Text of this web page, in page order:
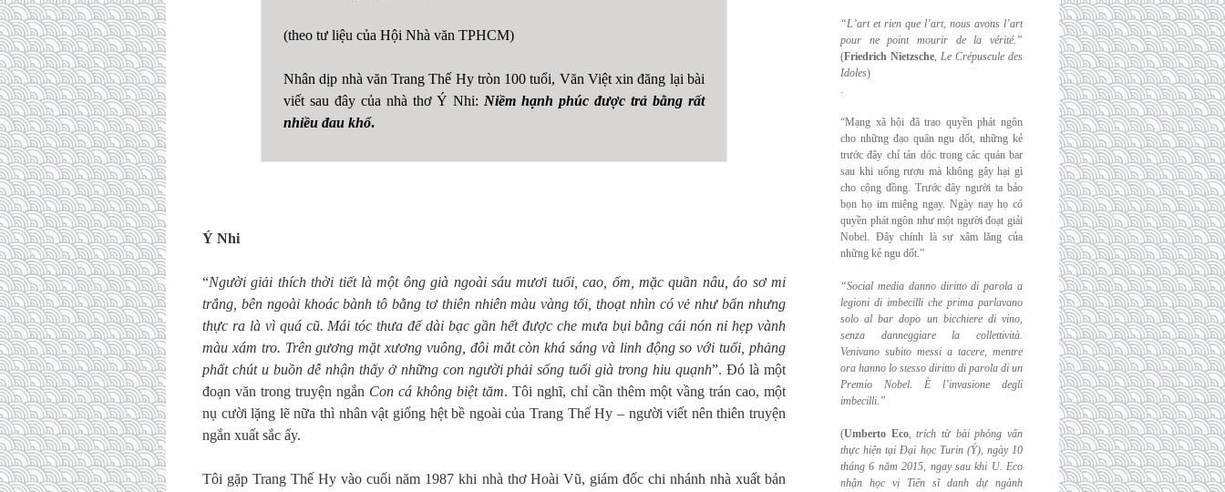
(theo tư liệu của Hội Nhà văn TPHCM)
Nhân dịp nhà văn Trang Thế Hy tròn 100 tuổi, Văn Việt xin đăng lại bài
viết sau đây của nhà thơ Ý Nhi: Niềm hạnh phúc được trả bằng rất
nhiều đau khổ.
Ý Nhi
“Người giải thích thời tiết là một ông già ngoài sáu mươi tuổi, cao, ốm, mặc quần nâu, áo sơ mi
trắng, bên ngoài khoác bành tô bằng tơ thiên nhiên màu vàng tối, thoạt nhìn có vẻ như bẩn nhưng
thực ra là vì quá cũ. Mái tóc thưa để dài bạc gần hết được che mưa bụi bằng cái nón nỉ hẹp vành
màu xám tro. Trên gương mặt xương vuông, đôi mắt còn khá sáng và linh động so với tuổi, phảng
phất chút u buồn dễ nhận thấy ở những con người phải sống tuổi già trong hiu quạnh”. Đó là một
đoạn văn trong truyện ngắn Con cá không biệt tăm. Tôi nghĩ, chỉ cần thêm một vầng trán cao, một
nụ cười lặng lẽ nữa thì nhân vật giống hệt bề ngoài của Trang Thế Hy –người viết nên thiên truyện
ngắn xuất sắc ấy.
Tôi gặp Trang Thế Hy vào cuối năm 1987 khi nhà thơ Hoài Vũ, giám đốc chi nhánh nhà xuất bản
“L’art et rien que l’art, nous avons l’art
pour ne point mourir de la vérité.”
(Friedrich Nietzsche, Le Crépuscule des
Idoles)
.
“Mạng xã hội đã trao quyền phát ngôn
cho những đạo quân ngu dốt, những kẻ
trước đây chỉ tán dóc trong các quán bar
sau khi uống rượu mà không gây hại gì
cho cộng đồng. Trước đây người ta bảo
bọn họ im miệng ngay. Ngày nay họ có
quyền phát ngôn như một người đoạt giải
Nobel. Đây chính là sự xâm lăng của
những kẻ ngu dốt.”
“Social media danno diritto di parola a
legioni di imbecilli che prima parlavano
solo albar dopo un bicchiere di vino,
senza danneggiare la collettività.
Venivano subito messi a tacere, mentre
ora hanno lo stesso diritto di parola di un
Premio Nobel. È l’invasione degli
imbecilli.”
(Umberto Eco,trích từ bài phỏng vấn
thực hiện tại Đại học Turin (Ý), ngày 10
tháng 6 năm 2015, ngay sau khi U. Eco
nhận học vị Tiến sĩ danh dự ngành